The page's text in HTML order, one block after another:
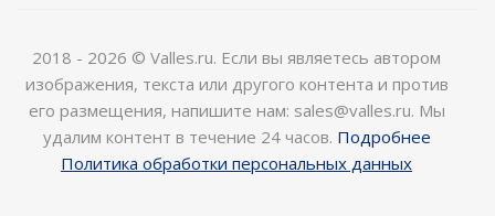
2018 - 2026 © Valles.ru. Если вы являетесь автором
изображения, текста или другого контента и против
его размещения, напишите нам: sales@valles.ru. Мы
удалим контент в течение 24 часов. Подробнее
Политика обработки персональных данных